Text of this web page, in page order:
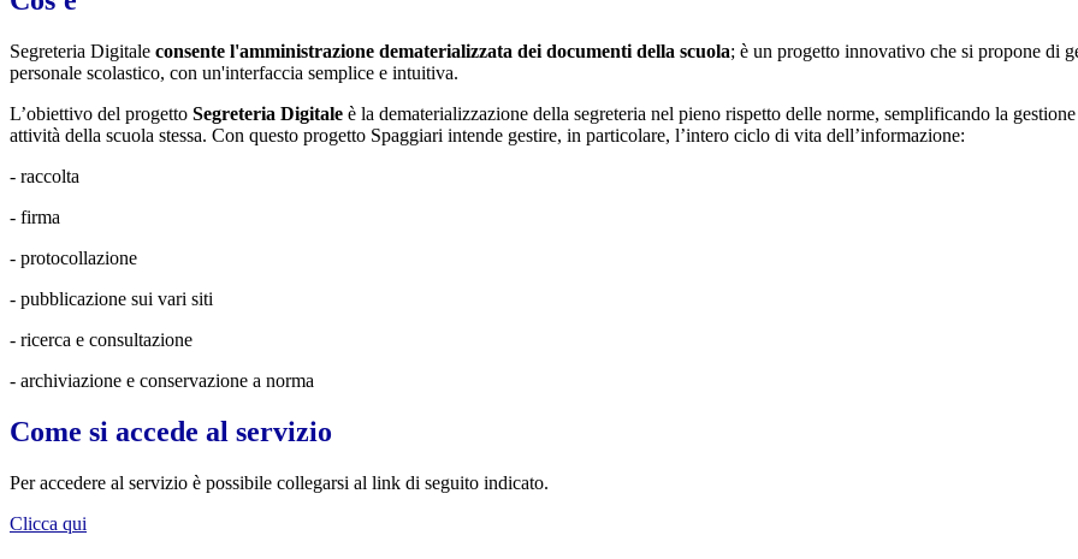
Segreteria Digitale consente l'amministrazione dematerializzata dei documenti della scuola; è un progetto innovativo che si propone di
personale scolastico, con un'interfaccia semplice e intuitiva.
L’obiettivo del progetto Segreteria Digitale è la dematerializzazione della segreteria nel pieno rispetto delle norme, semplificando la
attività della scuola stessa. Con questo progetto Spaggiari intende gestire, in particolare, l’intero ciclo di vita dell’informazione:
- raccolta
- firma
- protocollazione
- pubblicazione sui vari siti
- ricerca e consultazione
- archiviazione e conservazione a norma
Come si accede al servizio
Per accedere al servizio è possibile collegarsi al link di seguito indicato.
Clicca qui